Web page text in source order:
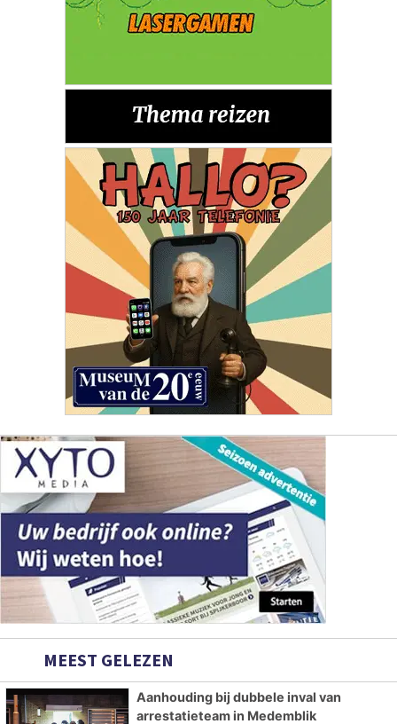
MEEST GELEZEN
Aanhouding bij dubbele inval van
arrestatieteam in Medemblik